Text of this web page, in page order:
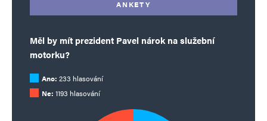
ANKETY
Měl by mít prezident Pavel nárok na služební
motorku?
Ano: 233 hlasování
Ne: 1193 hlasování